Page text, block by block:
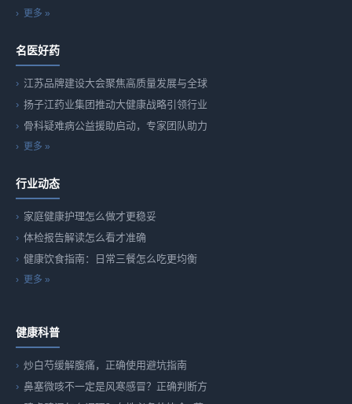
更多 »
名医好药
江苏品牌建设大会聚焦高质量发展与全球
扬子江药业集团推动大健康战略引领行业
骨科疑难病公益援助启动，专家团队助力
更多 »
行业动态
家庭健康护理怎么做才更稳妥
体检报告解读怎么看才准确
健康饮食指南：日常三餐怎么吃更均衡
更多 »
健康科普
炒白芍缓解腹痛，正确使用避坑指南
鼻塞微咳不一定是风寒感冒？正确判断方